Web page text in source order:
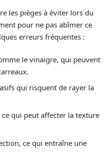
les pièges à éviter lors du
pour ne pas abîmer ce
erreurs fréquentes :
le vinaigre, qui peuvent
qui risquent de rayer la
qui peut affecter la texture
ce qui entraîne une